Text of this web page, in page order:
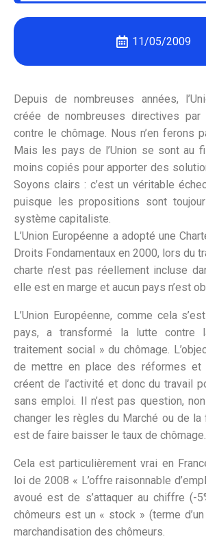
11/05/2009
Depuis de nombreuses années,
créée de nombreuses directives
contre le chômage. Nous n’en ferons
Mais les pays de l’Union se sont au
moins copiés pour apporter des
Soyons clairs : c’est un véritable
puisque les propositions sont
système capitaliste.
L’Union Européenne a adopté une
Droits Fondamentaux en 2000, lors du
charte n’est pas réellement incluse
elle est en marge et aucun pays n’est
L’Union Européenne, comme cela
pays, a transformé la lutte contre
traitement social » du chômage.
de mettre en place des réformes et
créent de l’activité et donc du travail
sans emploi. Il n’est pas question,
changer les règles du Marché ou de la
est de faire baisser le taux de chômage.
Cela est particulièrement vrai en
loi de 2008 « L’offre raisonnable
avoué est de s’attaquer au chiffre (-
chômeurs est un « stock » (terme
marchandisation des chômeurs.